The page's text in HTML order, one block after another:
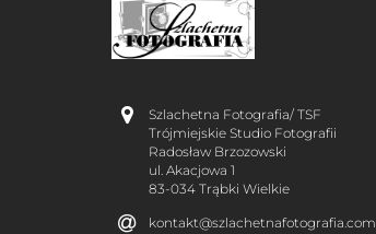
Szlachetna Fotografia/ TSF
Trójmiejskie Studio Fotografii
Radosław Brzozowski
ul. Akacjowa 1
83-034 Trąbki Wielkie
kontakt@szlachetnafotografia.com